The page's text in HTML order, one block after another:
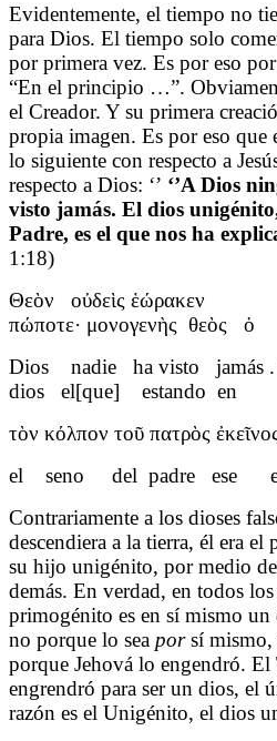
Evidentemente, el tiempo no
para Dios. El tiempo solo
por primera vez. Es por eso
“En el principio …”.
el Creador. Y su primera
propia imagen. Es por eso que
lo siguiente con respecto a
respecto a Dios: ‘’ ‘’A Dios
visto jamás. El dios
Padre, es el que nos ha
1:18)
Θεὸν οὐδεὶς ἑώρακεν
πώποτε· μονογενὴς
Dios nadie ha visto jamás .
dios el[que] estando en
τὸν κόλπον τοῦ πατρὸς
el seno del padre ese
Contrariamente a los dioses
descendiera a la tierra, él era
su hijo unigénito, por medio
demás. En verdad, en todos
primogénito es en sí mismo un
no porque lo sea porsí mismo,
porque Jehová lo engendró.
engrendró para ser un dios, el
razón es el Unigénito, el dios